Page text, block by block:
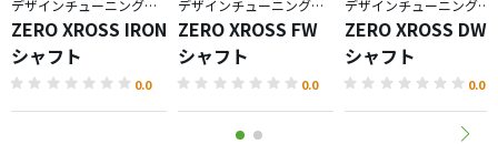
デザインチューニング／ZERO XROSS
ZERO XROSS IRON
シャフト
0.0
デザインチューニング／ZERO XROSS
ZERO XROSS FW
シャフト
0.0
デザインチューニング／ZERO XROSS
ZERO XROSS DW
シャフト
0.0